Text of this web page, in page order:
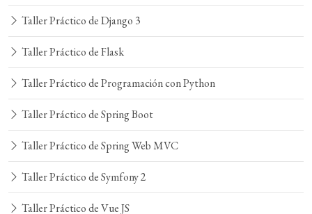
Taller Práctico de Django 3
Taller Práctico de Flask
Taller Práctico de Programación con Python
Taller Práctico de Spring Boot
Taller Práctico de Spring Web MVC
Taller Práctico de Symfony 2
Taller Práctico de Vue JS